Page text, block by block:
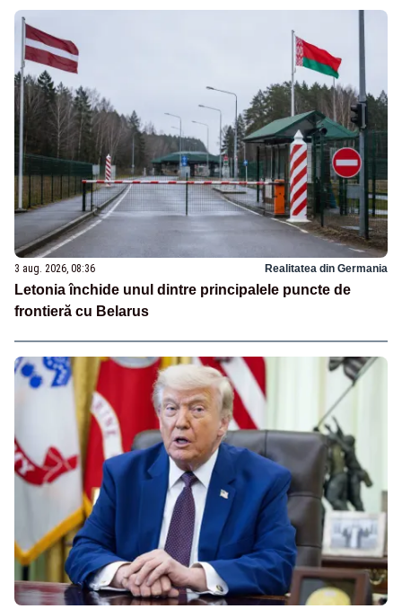
3 aug. 2026, 08:36 Realitatea din Germania
Letonia închide unul dintre principalele puncte de
frontieră cu Belarus